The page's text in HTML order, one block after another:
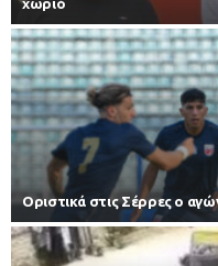
Οριστικά στις Σέρρες ο